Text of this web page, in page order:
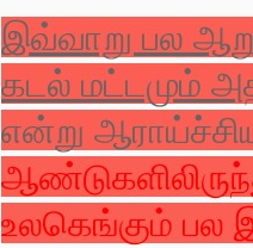
இவ்வாறு பல
கடல் மட்டமும்
என்று
உலகெங்கும் பல